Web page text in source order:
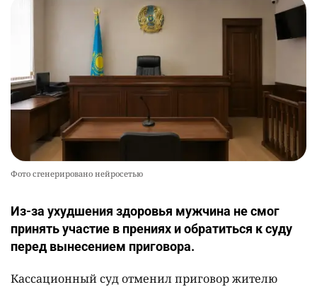
Фото сгенерировано нейросетью
Из-за ухудшения здоровья мужчина не смог
принять участие в прениях и обратиться к суду
перед вынесением приговора.
Кассационный суд отменил приговор жителю